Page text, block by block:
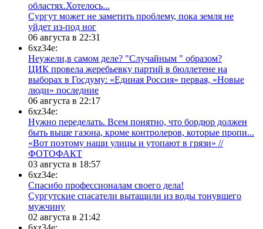
областях.Хотелось...
Сургут может не заметить проблему, пока земля не
уйдет из-под ног
06 августа в 22:31
6xz34e:
Неужели,в самом деле? "Случайным " образом?
ЦИК провела жеребьевку партий в бюллетене на
выборах в Госдуму: «Единая Россия» первая, «Новые
люди» последние
06 августа в 22:17
6xz34e:
Нужно переделать. Всем понятно, что бордюр должен
быть выше газона, кроме контролеров, которые пропи...
«Вот поэтому наши улицы и утопают в грязи» //
ФОТОФАКТ
03 августа в 18:57
6xz34e:
Спасибо профессионалам своего дела!
Сургутские спасатели вытащили из воды тонувшего
мужчину
02 августа в 21:42